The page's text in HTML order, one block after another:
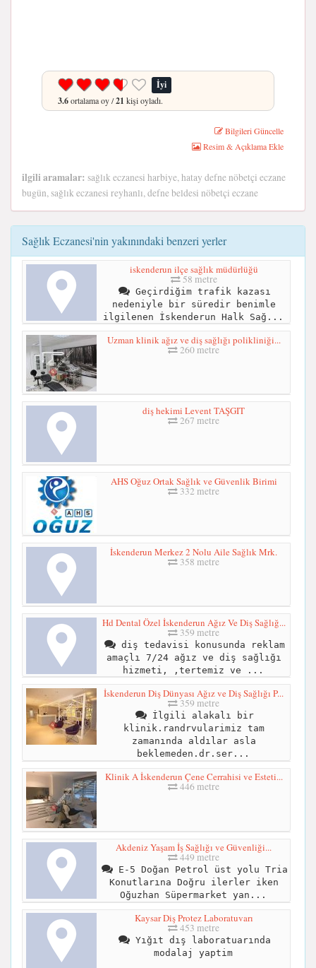
İyi
3.6ortalama oy /21 kişi oyladı.
Bilgileri Güncelle
Resim & Açıklama Ekle
ilgili aramalar: sağlık eczanesi harbiye, hatay defne nöbetçi eczane
bugün, sağlık eczanesi reyhanlı, defne beldesi nöbetçi eczane
Sağlık Eczanesi'nin yakınındaki benzeri yerler
iskenderun ilçe sağlık müdürlüğü
58 metre
Geçirdiğim trafik kazası
nedeniyle bir süredir benimle
ilgilenen İskenderun Halk Sağ...
Uzman klinik ağız ve diş sağlığı polikliniği...
260 metre
diş hekimi Levent TAŞGIT
267 metre
AHS Oğuz Ortak Sağlık ve Güvenlik Birimi
332 metre
İskenderun Merkez 2 Nolu Aile Sağlık Mrk.
358 metre
Hd Dental Özel İskenderun Ağız Ve Diş Sağlığ...
359 metre
diş tedavisi konusunda reklam
amaçlı 7/24 ağız ve diş sağlığı
hizmeti, ,tertemiz ve ...
İskenderun Diş Dünyası Ağız ve Diş Sağlığı P...
359 metre
İlgili alakalı bir
klinik.randrvularimiz tam
zamanında aldılar asla
beklemeden.dr.ser...
Klinik A İskenderun Çene Cerrahisi ve Esteti...
446 metre
Akdeniz Yaşam İş Sağlığı ve Güvenliği...
449 metre
E-5 Doğan Petrol üst yolu Tria
Konutlarına Doğru ilerler iken
Oğuzhan Süpermarket yan...
Kaysar Diş Protez Laboratuvarı
453 metre
Yığıt dış laboratuarında
modalaj yaptim